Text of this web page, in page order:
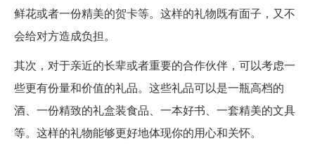
鲜花或者一份精美的贺卡等。这样的礼物既有面子，又不
会给对方造成负担。
其次，对于亲近的长辈或者重要的合作伙伴，可以考虑一
些更有份量和价值的礼品。这些礼品可以是一瓶高档的
酒、一份精致的礼盒装食品、一本好书、一套精美的文具
等。这样的礼物能够更好地体现你的用心和关怀。